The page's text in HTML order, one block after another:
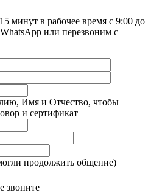
минут в рабочее время c 9:00 до
или перезвоним с
Имя и Отчество, чтобы
и сертификат
продолжить общение)
звоните